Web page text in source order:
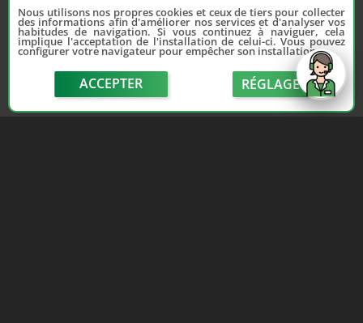
Nous utilisons nos propres cookies et ceux de tiers pour collecter
des informations afin d'améliorer nos services et d'analyser vos
habitudes de navigation. Si vous continuez à naviguer, cela
implique l'acceptation de l'installation de celui-ci. Vous pouvez
configurer votre navigateur pour empêcher son installation.
ACCEPTER RÉGLAGE